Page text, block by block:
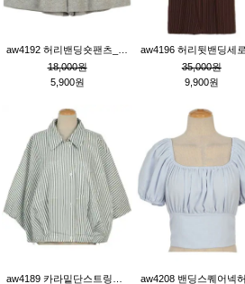
18,000원
5,900원
35,000원
9,900원